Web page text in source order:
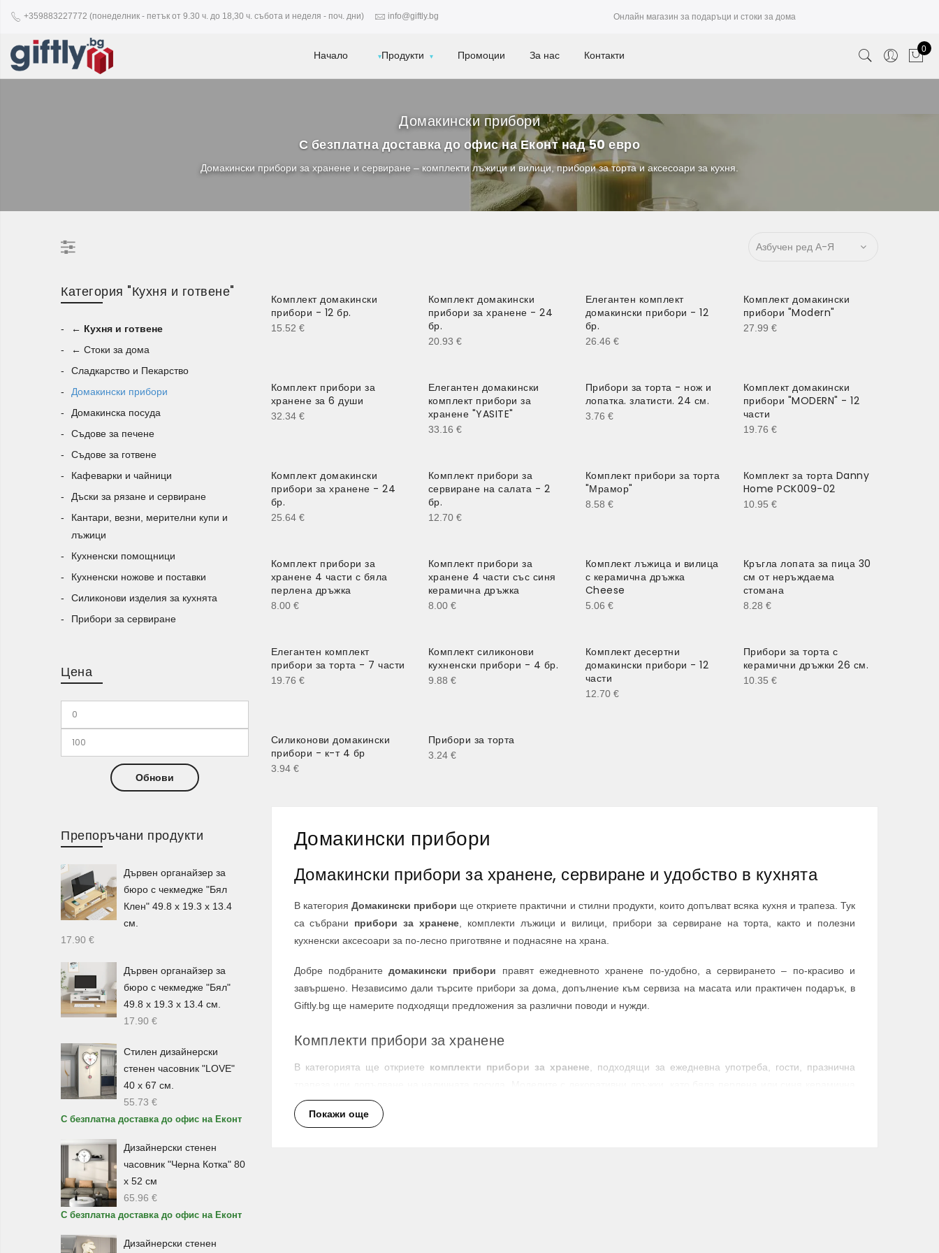
+359883227772 (понеделник - петък от 9.30 ч. до 18,30 ч. събота и неделя - поч. дни) info@giftly.bg Онлайн магазин за подаръци и стоки за дома
Начало Продукти Промоции За нас Контакти 0
Домакински прибори
С безплатна доставка до офис на Еконт над 50 евро
Домакински прибори за хранене и сервиране – комплекти лъжици и вилици, прибори за торта и аксесоари за кухня.
Комплект домакински
прибори - 12 бр.
15.52 €
Комплект домакински
прибори за хранене - 24
бр.
20.93 €
Елегантен комплект
домакински прибори - 12
бр.
26.46 €
Комплект домакински
прибори "Modern"
27.99 €
Комплект прибори за
хранене за 6 души
32.34 €
Елегантен домакински
комплект прибори за
хранене "YASITE"
33.16 €
Прибори за торта - нож и
лопатка. златисти. 24 см.
3.76 €
Комплект домакински
прибори "MODERN" - 12
части
19.76 €
Комплект домакински
прибори за хранене - 24
бр.
25.64 €
Комплект прибори за
сервиране на салата - 2
бр.
12.70 €
Комплект прибори за торта
"Мрамор"
8.58 €
Комплект за торта Danny
Home PCK009-02
10.95 €
Комплект прибори за
хранене 4 части с бяла
перлена дръжка
8.00 €
Комплект прибори за
хранене 4 части със синя
керамична дръжка
8.00 €
Комплект лъжица и вилица
с керамична дръжка
Cheese
5.06 €
Кръгла лопата за пица 30
см от неръждаема
стомана
8.28 €
Елегантен комплект
прибори за торта - 7 части
19.76 €
Комплект силиконови
кухненски прибори - 4 бр.
9.88 €
Комплект десертни
домакински прибори - 12
части
12.70 €
Прибори за торта с
керамични дръжки 26 см.
10.35 €
Силиконови домакински
прибори - к-т 4 бр
3.94 €
Прибори за торта
3.24 €
Домакински прибори
Домакински прибори за хранене, сервиране и удобство в кухнята
В категория Домакински прибори ще откриете практични и стилни продукти, които допълват всяка кухня и трапеза. Тук
са събрани прибори за хранене, комплекти лъжици и вилици, прибори за сервиране на торта, както и полезни
кухненски аксесоари за по-лесно приготвяне и поднасяне на храна.
Добре подбранитедомакински прибори правят ежедневното хранене по-удобно, а сервирането – по-красиво и
завършено. Независимо дали търсите прибори за дома, допълнение към сервиза на масата или практичен подарък, в
Giftly.bg ще намерите подходящи предложения за различни поводи и нужди.
Комплекти прибори за хранене
В категорията ще откриете комплекти прибори за хранене , подходящи за ежедневна употреба, гости, празнична
дръжка, придават по-елегантен вид на масата и са подходящи както за дома, така и за специални поводи.
Покажи още
Категория "Кухня и готвене"
← Кухня и готвене
← Стоки за дома
Сладкарство и Пекарство
Домакински прибори
Домакинска посуда
Съдове за печене
Съдове за готвене
Кафеварки и чайници
Дъски за рязане и сервиране
Кантари, везни, мерителни купи и
лъжици
Кухненски помощници
Кухненски ножове и поставки
Силиконови изделия за кухнята
Прибори за сервиране
Цена
Обнови
Препоръчани продукти
Дървен органайзер за
бюро с чекмедже "Бял
Клен" 49.8 х 19.3 х 13.4
см.
17.90 €
Дървен органайзер за
бюро с чекмедже "Бял"
49.8 х 19.3 х 13.4 см.
17.90 €
Стилен дизайнерски
стенен часовник "LOVE"
40 х 67 см.
55.73 €
С безплатна доставка до офис на Еконт
Дизайнерски стенен
часовник "Черна Котка" 80
х 52 см
65.96 €
С безплатна доставка до офис на Еконт
Дизайнерски стенен